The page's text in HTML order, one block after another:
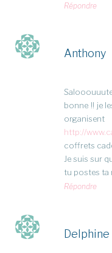
Répondre
Anthony
bonne !! je
http://
coffrets
Je suis sur
tu postes ta
Répondre
Delphine